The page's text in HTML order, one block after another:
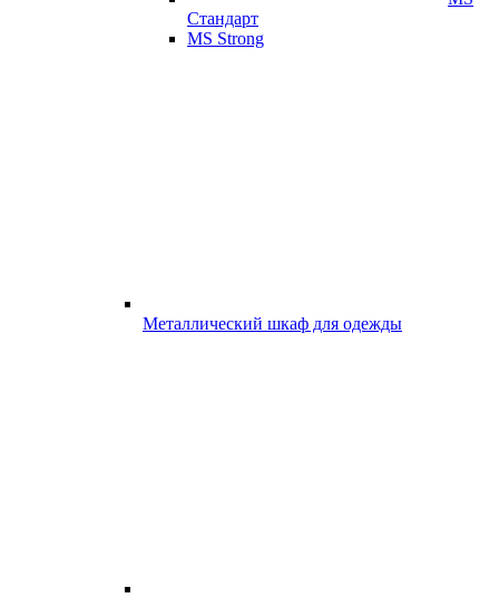
Стандарт
MS Strong
Металлический шкаф для одежды